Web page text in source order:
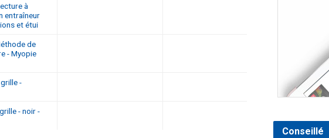
à
entraîneur
et étui
de
- Myopie
-
- noir -
Conseillé